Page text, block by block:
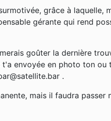
grâce à
gérante qui rend
goûter la dernière
envoyée en photo ton
.
mais il faudra